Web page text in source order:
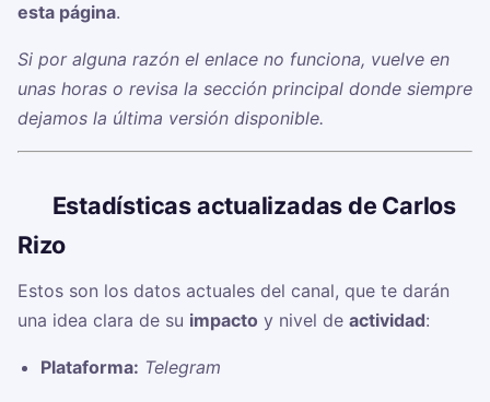
esta página.
Si por alguna razón el enlace no funciona, vuelve en
unas horas o revisa la sección principal donde siempre
dejamos la última versión disponible.
Estadísticas actualizadas de Carlos
Rizo ✍
Estos son los datos actuales del canal, que te darán
una idea clara de su impacto y nivel de actividad:
Plataforma: Telegram